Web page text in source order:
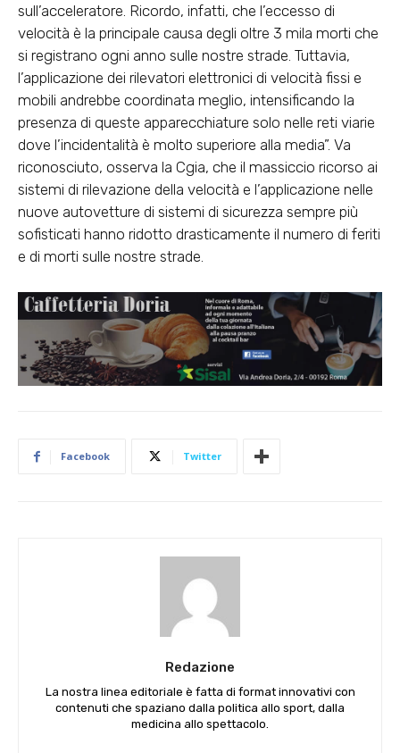
sull’acceleratore. Ricordo, infatti, che l’eccesso di
velocità è la principale causa degli oltre 3 mila morti che
si registrano ogni anno sulle nostre strade. Tuttavia,
l’applicazione dei rilevatori elettronici di velocità fissi e
mobili andrebbe coordinata meglio, intensificando la
presenza di queste apparecchiature solo nelle reti viarie
dove l’incidentalità è molto superiore alla media”. Va
riconosciuto, osserva la Cgia, che il massiccio ricorso ai
sistemi di rilevazione della velocità e l’applicazione nelle
nuove autovetture di sistemi di sicurezza sempre più
sofisticati hanno ridotto drasticamente il numero di feriti
e di morti sulle nostre strade.
Facebook Twitter
Redazione
La nostra linea editoriale è fatta di format innovativi con
contenuti che spaziano dalla politica allo sport, dalla
medicina allo spettacolo.